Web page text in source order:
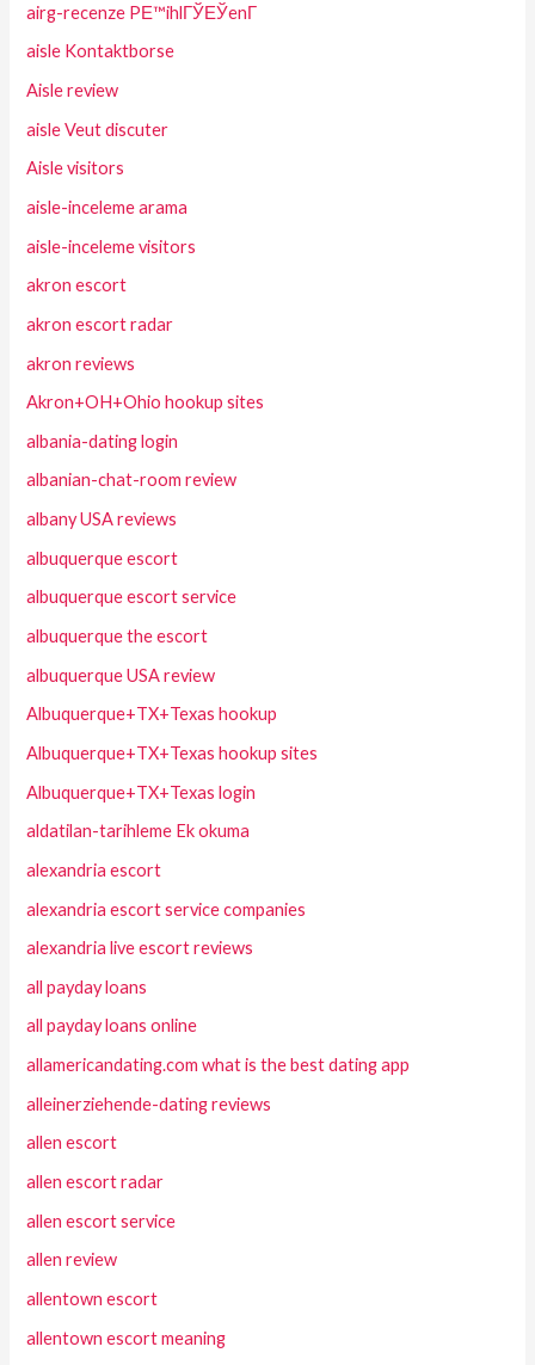
airg-recenze PЕ™ihlГЎЕЎenГ­
aisle Kontaktborse
Aisle review
aisle Veut discuter
Aisle visitors
aisle-inceleme arama
aisle-inceleme visitors
akron escort
akron escort radar
akron reviews
Akron+OH+Ohio hookup sites
albania-dating login
albanian-chat-room review
albany USA reviews
albuquerque escort
albuquerque escort service
albuquerque the escort
albuquerque USA review
Albuquerque+TX+Texas hookup
Albuquerque+TX+Texas hookup sites
Albuquerque+TX+Texas login
aldatilan-tarihleme Ek okuma
alexandria escort
alexandria escort service companies
alexandria live escort reviews
all payday loans
all payday loans online
allamericandating.com what is the best dating app
alleinerziehende-dating reviews
allen escort
allen escort radar
allen escort service
allen review
allentown escort
allentown escort meaning